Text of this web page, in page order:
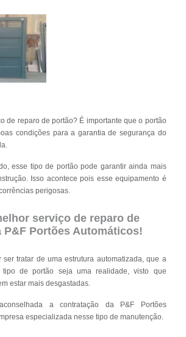
de reparo de portão? É importante que o portão
condições para a garantia de segurança do
esse tipo de portão pode garantir ainda mais
Isso acontece pois esse equipamento é
perigosas.
serviço de reparo de
P&F Portões Automáticos!
ser tratar de uma estrutura automatizada, que a
tipo de portão seja uma realidade, visto que
estar mais desgastadas.
a contratação da P&F Portões
especializada nesse tipo de manutenção.